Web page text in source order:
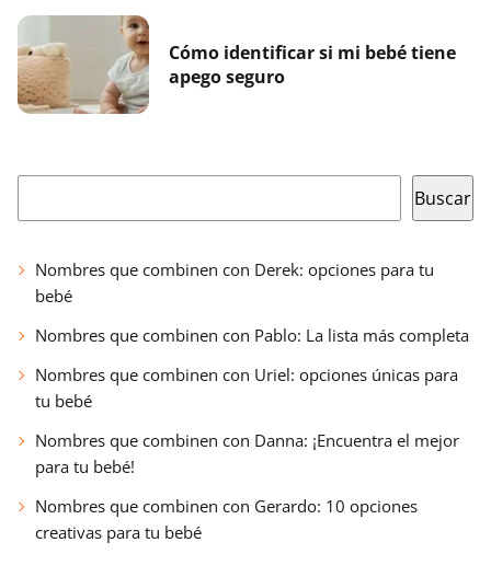
Cómo identificar si mi bebé tiene
apego seguro
Buscar
Nombres que combinen con Derek: opciones para tu
bebé
Nombres que combinen con Pablo: La lista más completa
Nombres que combinen con Uriel: opciones únicas para
tu bebé
Nombres que combinen con Danna: ¡Encuentra el mejor
para tu bebé!
Nombres que combinen con Gerardo: 10 opciones
creativas para tu bebé